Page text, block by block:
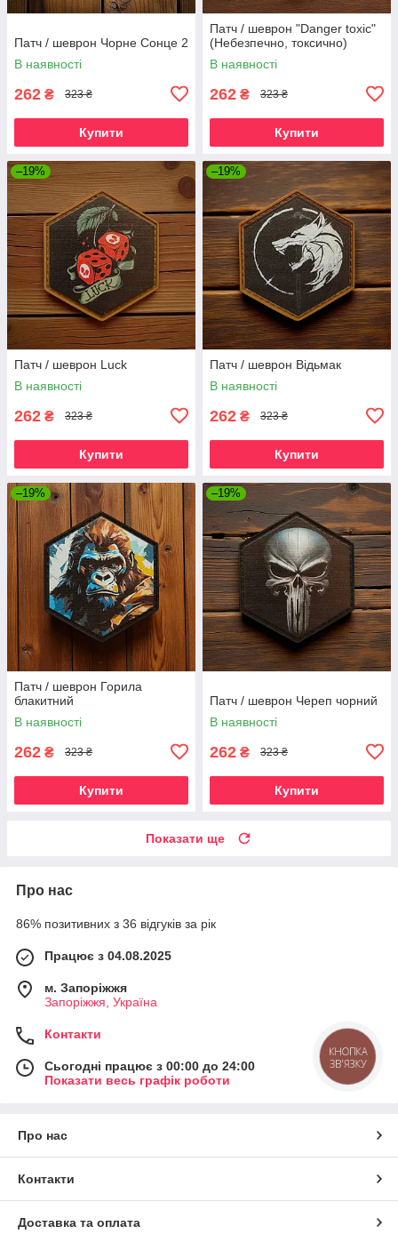
Патч / шеврон Чорне Сонце 2
В наявності
262 ₴ 323 ₴
Купити
Патч / шеврон "Danger toxic"
(Небезпечно, токсично)
В наявності
262 ₴ 323 ₴
Купити
–19%
Патч / шеврон Luck
В наявності
262 ₴ 323 ₴
Купити
–19%
Патч / шеврон Відьмак
В наявності
262 ₴ 323 ₴
Купити
–19%
Патч / шеврон Горила
блакитний
В наявності
262 ₴ 323 ₴
Купити
–19%
Патч / шеврон Череп чорний
В наявності
262 ₴ 323 ₴
Купити
Показати ще
Про нас
86% позитивних з 36 відгуків за рік
Працює з 04.08.2025
м. Запоріжжя
Запоріжжя, Україна
Контакти
Сьогодні працює з 00:00 до 24:00
Показати весь графік роботи
Про нас
Контакти
Доставка та оплата
КНОПКА
ЗВ'ЯЗКУ